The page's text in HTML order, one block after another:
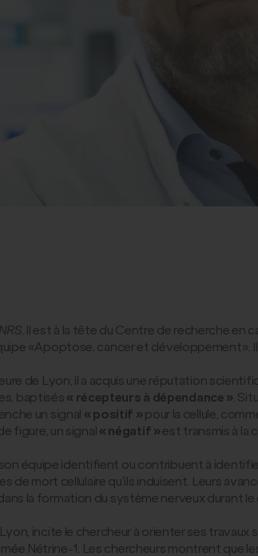
. Il est à la tête du Centre de recherche en
« Apoptose, cancer et développement ».
de Lyon, il a acquis une réputation
baptisés « récepteurs à dépendance » .
un signal « positif » pour la cellule,
figure, un signal « négatif » est transmis à la
équipe identifient ou contribuent à
de mort cellulaire qu’ils induisent. Leurs
la formation du système nerveux durant
incite le chercheur à orienter ses travaux
Nétrine-1. Les chercheurs montrent que